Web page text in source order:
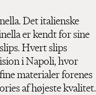
Det italienske
er kendt for sine
Hvert slips
i Napoli, hvor
materialer forenes
af højeste kvalitet.